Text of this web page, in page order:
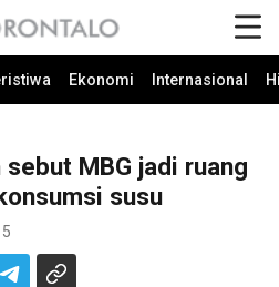
Ekonomi Internasional
MBG jadi ruang
susu